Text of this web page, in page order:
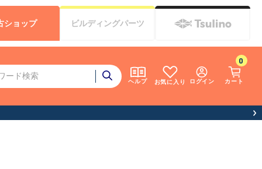
ヘルプ お気に入り ログイン カート
0
ショップ ビルディングパーツ